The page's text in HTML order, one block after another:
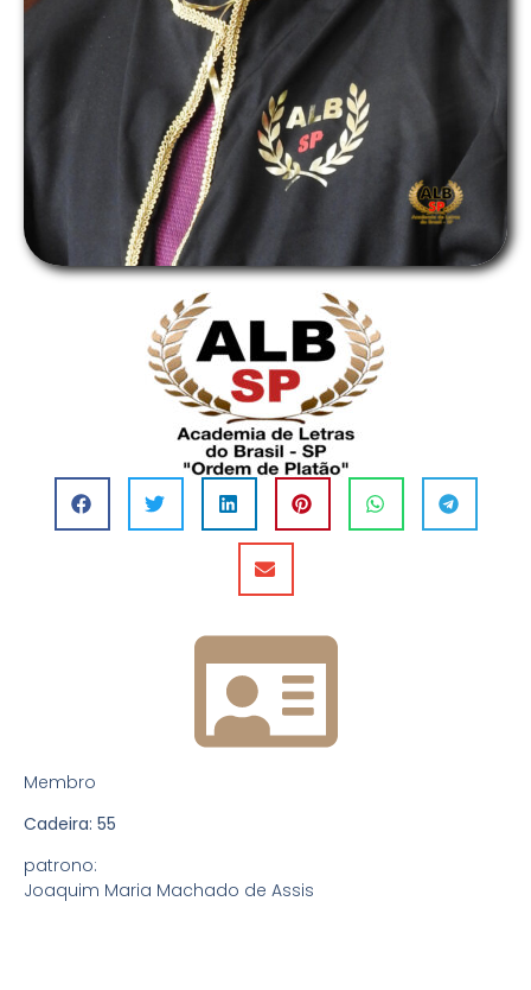
Membro
Cadeira: 55
patrono:
Joaquim Maria Machado de Assis